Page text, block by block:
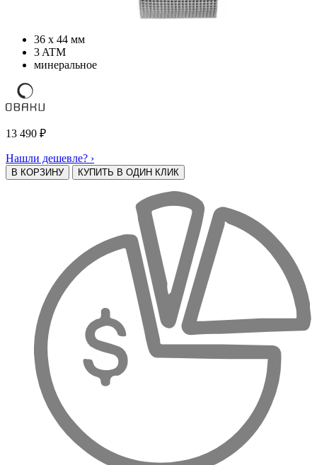
36 х 44 мм
3 ATM
минеральное
13 490 ₽
Нашли дешевле? ›
В КОРЗИНУ КУПИТЬ В ОДИН КЛИК